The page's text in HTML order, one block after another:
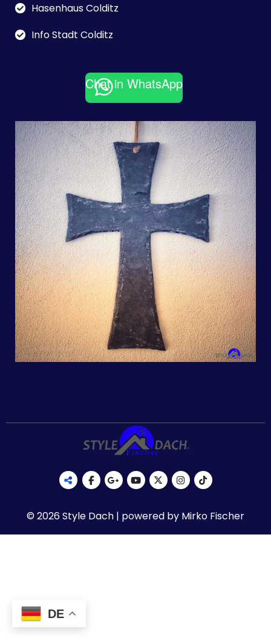
Hasenhaus Colditz
Info Stadt Colditz
Chat in WhatsApp
© 2026 Style Dach | powered by Mirko Fischer
DE